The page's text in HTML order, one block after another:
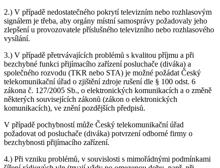
2.) V případě nedostatečného pokrytí televizním nebo rozhlasovým
signálem je třeba, aby orgány místní samosprávy požadovaly jeho
zlepšení u provozovatele příslušného televizního nebo rozhlasového
vysílání.
3.) V případě přetrvávajících problémů s kvalitou příjmu a při
bezchybné funkci přijímacího zařízení posluchače (diváka) a
společného rozvodu (TKR nebo STA) je možné požádat Český
telekomunikační úřad o zjištění zdroje rušení dle § 100 odst. 6
zákona č. 127/2005 Sb., o elektronických komunikacích a o změně
některých souvisejících zákonů (zákon o elektronických
komunikacích), ve znění pozdějších předpisů.
V případě pochybností může Český telekomunikační úřad
požadovat od posluchače (diváka) potvrzení odborné firmy o
bezchybnosti přijímacího zařízení.
4.) Při vzniku problémů, v souvislosti s mimořádnými podmínkami